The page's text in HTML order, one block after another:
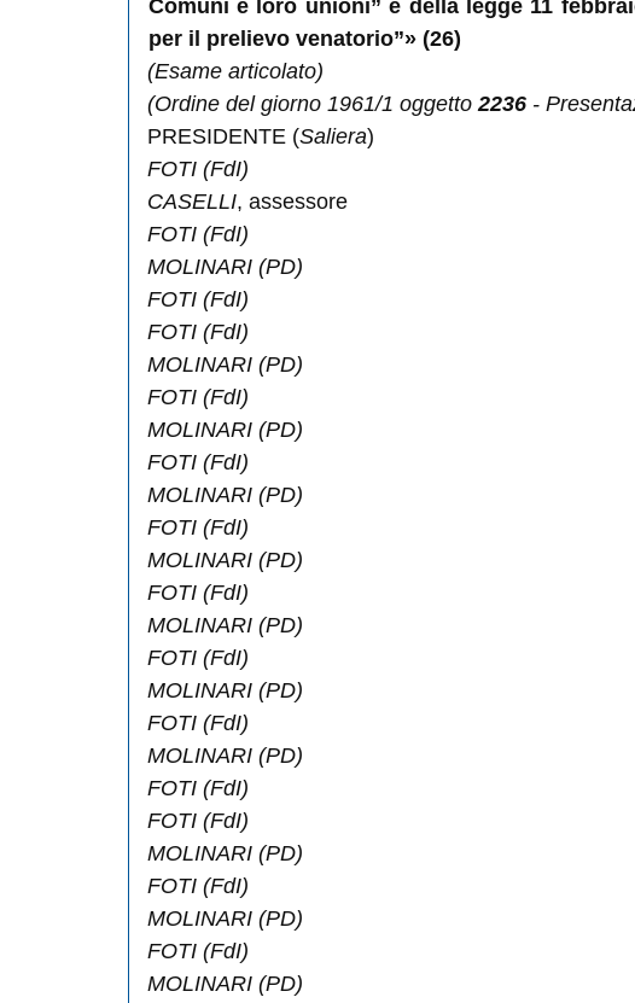
Comuni e loro unioni” e della legge 11
per il prelievo venatorio”» (26)
(Esame articolato)
(Ordine del giorno 1961/1 oggetto2236-
PRESIDENTE (Saliera)
FOTI (FdI)
CASELLI, assessore
FOTI (FdI)
MOLINARI (PD)
FOTI (FdI)
FOTI (FdI)
MOLINARI (PD)
FOTI (FdI)
MOLINARI (PD)
FOTI (FdI)
MOLINARI (PD)
FOTI (FdI)
MOLINARI (PD)
FOTI (FdI)
MOLINARI (PD)
FOTI (FdI)
MOLINARI (PD)
FOTI (FdI)
MOLINARI (PD)
FOTI (FdI)
FOTI (FdI)
MOLINARI (PD)
FOTI (FdI)
MOLINARI (PD)
FOTI (FdI)
MOLINARI (PD)